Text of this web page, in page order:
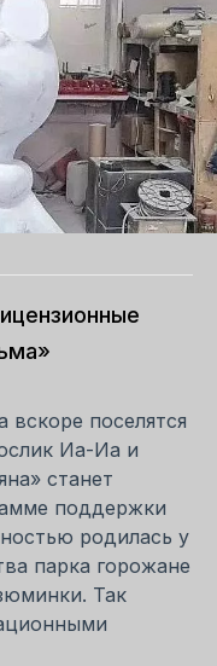
вскоре поселятся
Иа-Иа и
станет
поддержки
родилась у
парка горожане
Так